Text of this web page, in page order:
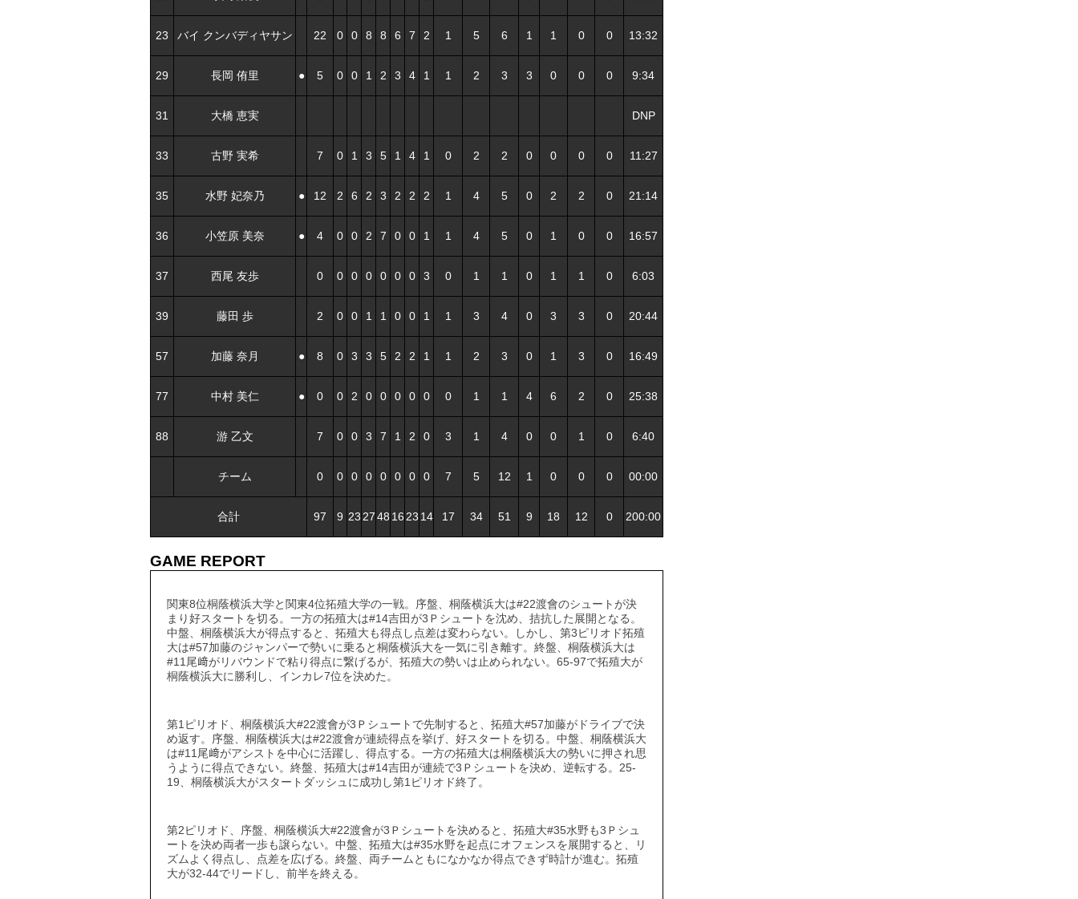
23 バイ クンバディヤサン 22 0 0 8 8 6 7 2 1 5 6 1 1 0 0 13:32
29 長岡 侑里 ● 5 0 0 1 2 3 4 1 1 2 3 3 0 0 0 9:34
31 大橋 恵実 DNP
33 古野 実希 7 0 1 3 5 1 4 1 0 2 2 0 0 0 0 11:27
35 水野 妃奈乃 ● 12 2 6 2 3 2 2 2 1 4 5 0 2 2 0 21:14
36 小笠原 美奈 ● 4 0 0 2 7 0 0 1 1 4 5 0 1 0 0 16:57
37 西尾 友歩 0 0 0 0 0 0 0 3 0 1 1 0 1 1 0 6:03
39 藤田 歩 2 0 0 1 1 0 0 1 1 3 4 0 3 3 0 20:44
57 加藤 奈月 ● 8 0 3 3 5 2 2 1 1 2 3 0 1 3 0 16:49
77 中村 美仁 ● 0 0 2 0 0 0 0 0 0 1 1 4 6 2 0 25:38
88 游 乙文 7 0 0 3 7 1 2 0 3 1 4 0 0 1 0 6:40
チーム 0 0 0 0 0 0 0 0 7 5 12 1 0 0 0 00:00
合計 97 9 23 2748 16 23 14 17 34 51 9 18 12 0 200:00
GAME REPORT
関東8位桐蔭横浜大学と関東4位拓殖大学の一戦。序盤、桐蔭横浜大は#22渡會のシュートが決
まり好スタートを切る。一方の拓殖大は#14吉田が3Ｐシュートを沈め、拮抗した展開となる。
中盤、桐蔭横浜大が得点すると、拓殖大も得点し点差は変わらない。しかし、第3ピリオド拓殖
大は#57加藤のジャンパーで勢いに乗ると桐蔭横浜大を一気に引き離す。終盤、桐蔭横浜大は
#11尾﨑がリバウンドで粘り得点に繋げるが、拓殖大の勢いは止められない。65-97で拓殖大が
桐蔭横浜大に勝利し、インカレ7位を決めた。
第1ピリオド、桐蔭横浜大#22渡會が3Ｐシュートで先制すると、拓殖大#57加藤がドライブで決
め返す。序盤、桐蔭横浜大は#22渡會が連続得点を挙げ、好スタートを切る。中盤、桐蔭横浜大
は#11尾﨑がアシストを中心に活躍し、得点する。一方の拓殖大は桐蔭横浜大の勢いに押され思
うように得点できない。終盤、拓殖大は#14吉田が連続で3Ｐシュートを決め、逆転する。25-
19、桐蔭横浜大がスタートダッシュに成功し第1ピリオド終了。
第2ピリオド、序盤、桐蔭横浜大#22渡會が3Ｐシュートを決めると、拓殖大#35水野も3Ｐシュ
ートを決め両者一歩も譲らない。中盤、拓殖大は#35水野を起点にオフェンスを展開すると、リ
ズムよく得点し、点差を広げる。終盤、両チームともになかなか得点できず時計が進む。拓殖
大が32-44でリードし、前半を終える。